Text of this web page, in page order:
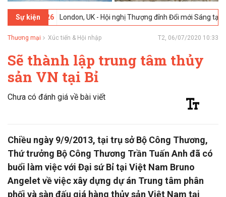
Sự kiện
2026 London, UK - Hội nghị Thượng đỉnh Đổi mới Sáng tạo trong
Thương mại Xúc tiến & Hội nhập T2, 06/07/2020 10:33
Sẽ thành lập trung tâm thủy
sản VN tại Bỉ
Chưa có đánh giá về bài viết
Chiều ngày 9/9/2013, tại trụ sở Bộ Công Thương,
Thứ trưởng Bộ Công Thương Trần Tuấn Anh đã có
buổi làm việc với Đại sứ Bỉ tại Việt Nam Bruno
Angelet về việc xây dựng dự án Trung tâm phân
phối và sàn đấu giá hàng thủy sản Việt Nam tại